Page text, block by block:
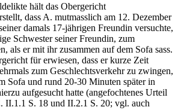
hält das Obergericht
dass A. mutmasslich am 12. Dezember
damals 17-jährigen Freundin versuchte,
Schwester seiner Freundin, zum
als er mit ihr zusammen auf dem Sofa sass.
für erwiesen, dass er kurze Zeit
zum Geschlechtsverkehr zu zwingen,
Sofa und rund 20-30 Minuten später in
aufgesucht hatte (angefochtenes Urteil
II.1.1 S. 18 und II.2.1 S. 20; vgl. auch